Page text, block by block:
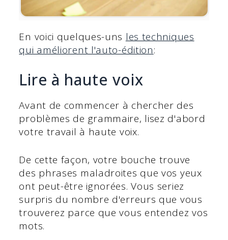
En voici quelques-uns les techniques
qui améliorent l'auto-édition:
Lire à haute voix
Avant de commencer à chercher des
problèmes de grammaire, lisez d'abord
votre travail à haute voix.
De cette façon, votre bouche trouve
des phrases maladroites que vos yeux
ont peut-être ignorées. Vous seriez
surpris du nombre d'erreurs que vous
trouverez parce que vous entendez vos
mots.